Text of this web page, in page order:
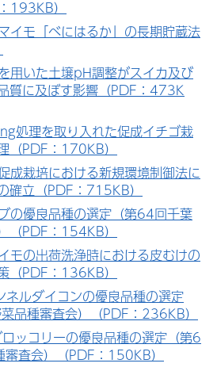
193KB）
イモ「べにはるか」の長期貯蔵法
用いた土壌pH調整がスイカ及び
質に及ぼす影響（PDF：473K
処理を取り入れた促成イチゴ栽
（PDF：170KB）
成栽培における新規環境制御法に
確立（PDF：715KB）
の優良品種の選定（第64回千葉
（PDF：154KB）
モの出荷洗浄時における皮むけの
（PDF：136KB）
ネルダイコンの優良品種の選定
品種審査会）（PDF：236KB）
ッコリーの優良品種の選定（第6
査会）（PDF：150KB）